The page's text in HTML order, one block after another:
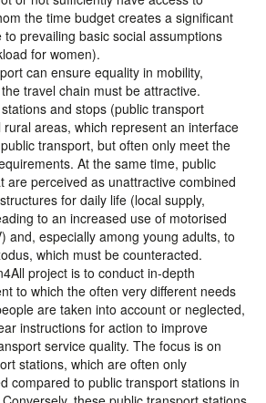
the time budget creates a significant
prevailing basic social assumptions
for women).
can ensure equality in mobility,
travel chain must be attractive.
and stops (public transport
areas, which represent an interface
transport, but often only meet the
At the same time, public
are perceived as unattractive combined
for daily life (local supply,
to an increased use of motorised
and, especially among young adults, to
which must be counteracted.
project is to conduct in-depth
to which the often very different needs
are taken into account or neglected,
instructions for action to improve
service quality. The focus is on
stations, which are often only
compared to public transport stations in